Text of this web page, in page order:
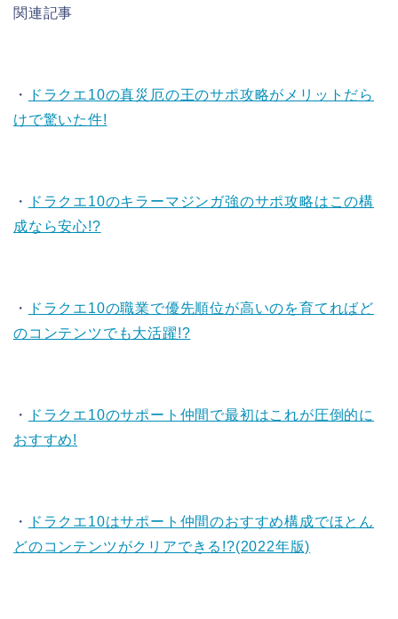
関連記事
・
ドラクエ10の真災厄の王のサポ攻略がメリットだら
けで驚いた件!
・
ドラクエ10のキラーマジンガ強のサポ攻略はこの構
成なら安心!?
・
ドラクエ10の職業で優先順位が高いのを育てればど
のコンテンツでも大活躍!?
・
ドラクエ10のサポート仲間で最初はこれが圧倒的に
おすすめ!
・
ドラクエ10はサポート仲間のおすすめ構成でほとん
どのコンテンツがクリアできる!?(2022年版)